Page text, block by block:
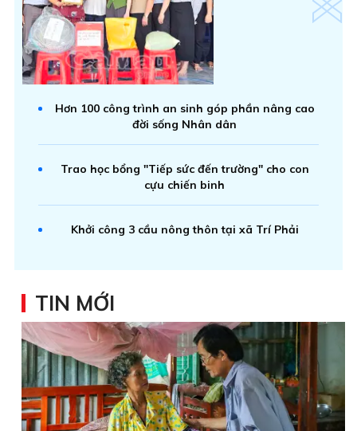
Hơn 100 công trình an sinh góp phần nâng cao
đời sống Nhân dân
Trao học bổng "Tiếp sức đến trường" cho con
cựu chiến binh
Khởi công 3 cầu nông thôn tại xã Trí Phải
TIN MỚI